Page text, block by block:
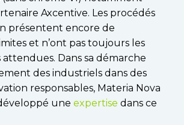
Axcentive. Les procédés
présentent encore de
et n’ont pas toujours les
Dans sa démarche
des industriels dans des
responsables, Materia Nova
une expertise dans ce